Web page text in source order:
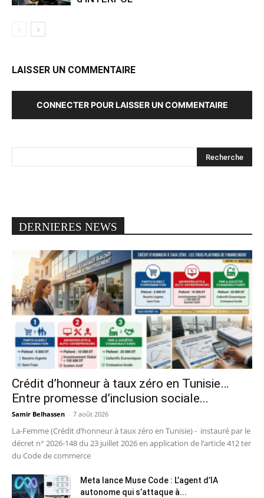
LAISSER UN COMMENTAIRE
CONNECTER POUR LAISSER UN COMMENTAIRE
DERNIERES NEWS
Crédit d’honneur à taux zéro en Tunisie…
Entre promesse d’inclusion sociale...
Samir Belhassen - 7 août 2026
La-Femme (Crédit d’honneur à taux zéro en Tunisie) - instauré par le
décret n° 2026-148 du 23 juillet 2026 en application de l’article 412 ter
du Code de commerce
Meta lance Muse Code : L’agent d’IA
autonome qui s’attaque à...